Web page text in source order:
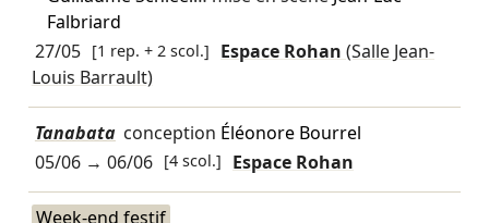
Falbriard
27/05 [1 rep. + 2 scol.] Espace Rohan(Salle Jean-
Louis Barrault)
Tanabata conception Éléonore Bourrel
05/06→ 06/06 [4 scol.] Espace Rohan
Week-end festif